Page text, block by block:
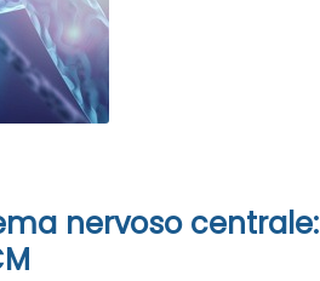
nervoso centrale: